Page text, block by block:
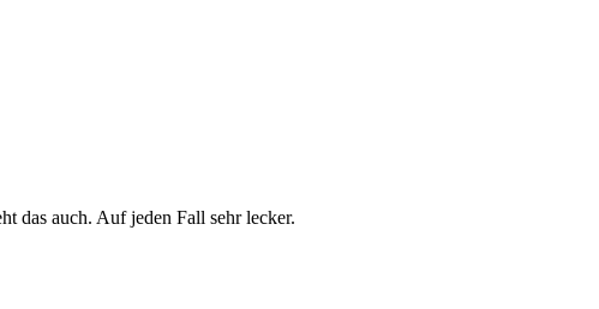
das auch. Auf jeden Fall sehr lecker.